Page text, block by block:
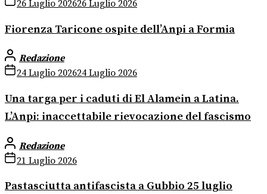
26 Luglio 202626 Luglio 2026
Fiorenza Taricone ospite dell’Anpi a Formia
Redazione
24 Luglio 202624 Luglio 2026
Una targa per i caduti di El Alamein a Latina.
L’Anpi: inaccettabile rievocazione del fascismo
Redazione
21 Luglio 2026
Pastasciutta antifascista a Gubbio 25 luglio